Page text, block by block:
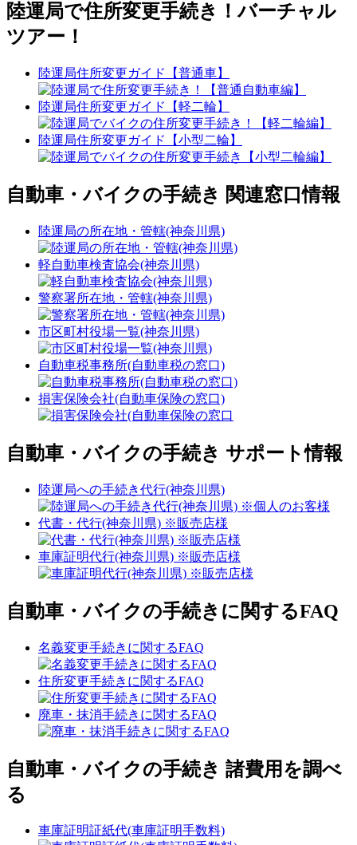
陸運局で住所変更手続き！バーチャル
ツアー！
陸運局住所変更ガイド【普通車】
陸運局住所変更ガイド【軽二輪】
陸運局住所変更ガイド【小型二輪】
自動車・バイクの手続き 関連窓口情報
陸運局の所在地・管轄(神奈川県)
軽自動車検査協会(神奈川県)
警察署所在地・管轄(神奈川県)
市区町村役場一覧(神奈川県)
自動車税事務所(自動車税の窓口)
損害保険会社(自動車保険の窓口)
自動車・バイクの手続き サポート情報
陸運局への手続き代行(神奈川県)
代書・代行(神奈川県) ※販売店様
車庫証明代行(神奈川県) ※販売店様
自動車・バイクの手続きに関するFAQ
名義変更手続きに関するFAQ
住所変更手続きに関するFAQ
廃車・抹消手続きに関するFAQ
自動車・バイクの手続き 諸費用を調べ
る
車庫証明証紙代(車庫証明手数料)